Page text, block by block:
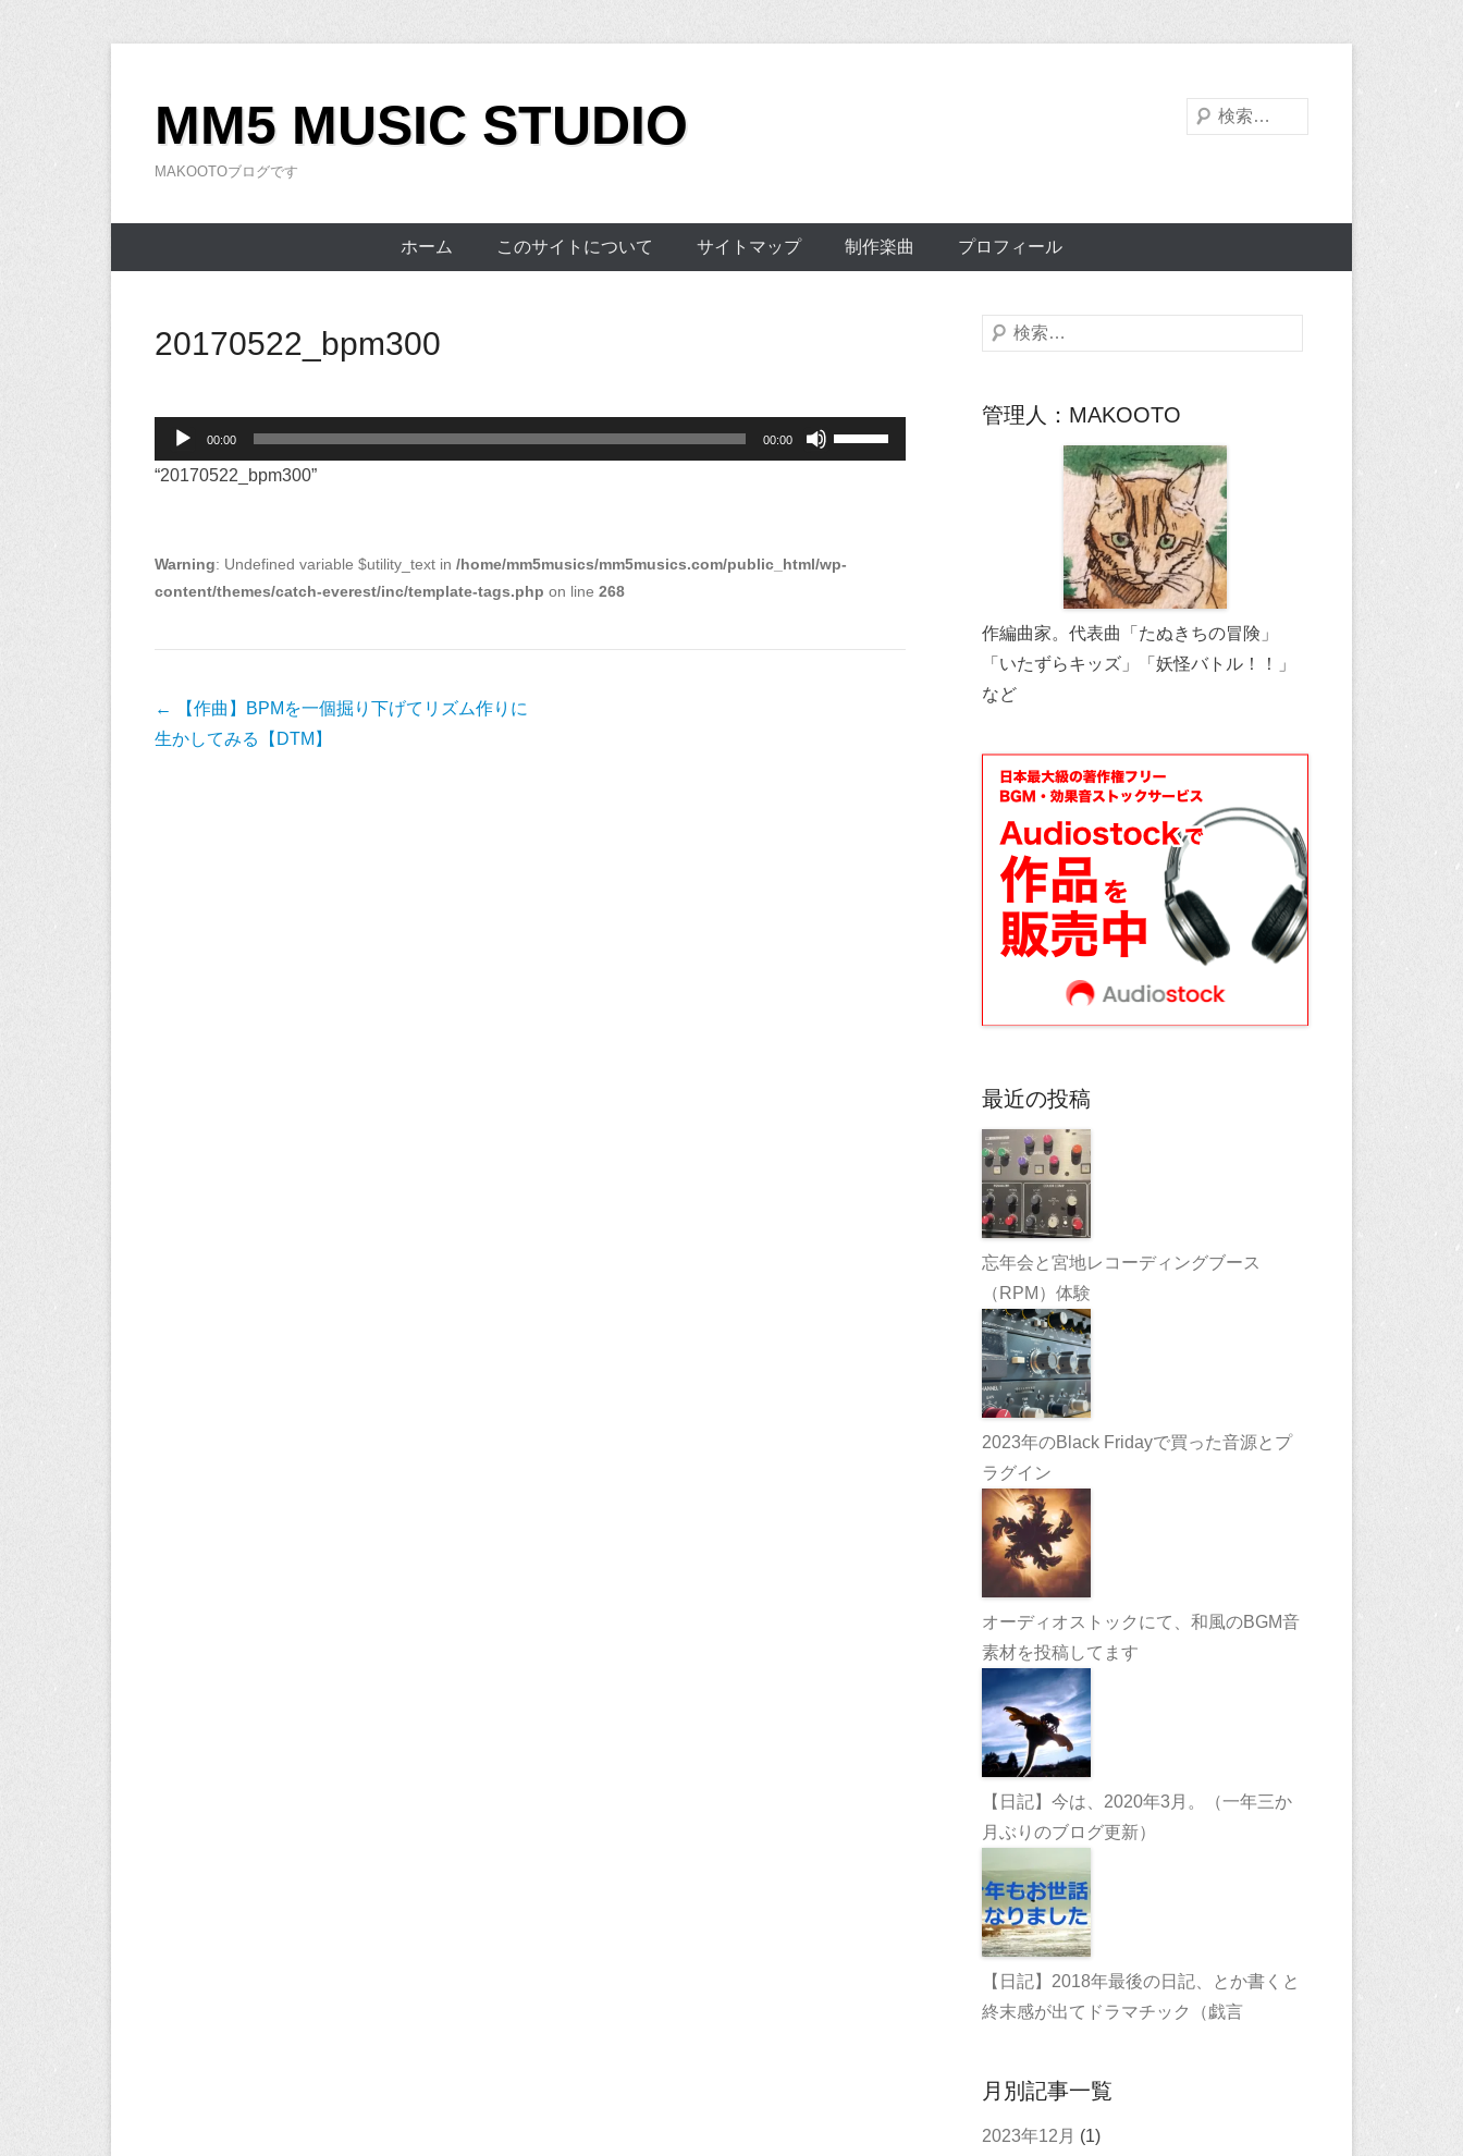
キ
MM5 MUSIC STUDIO
MAKOOTOブログです
検
索
ホーム このサイトについて サイトマップ 制作楽曲 プロフィール
20170522_bpm300
声
00:00 00:00
ボ
リ
“20170522_bpm300”
Warning: Undefined variable $utility_text in /home/mm5musics/mm5musics.com/public_html/wp-
content/themes/catch-everest/inc/template-tags.php on line 268
投
稿
←
【作曲】BPMを一個掘り下げてリズム作りに
生かしてみる【DTM】
検
管理人：MAKOOTO
作編曲家。代表曲「たぬきちの冒険」
「いたずらキッズ」「妖怪バトル！！」
など
最近の投稿
忘年会と宮地レコーディングブース
（RPM）体験
2023年のBlack Fridayで買った音源とプ
ラグイン
オーディオストックにて、和風のBGM音
素材を投稿してます
【日記】今は、2020年3月。（一年三か
月ぶりのブログ更新）
【日記】2018年最後の日記、とか書くと
終末感が出てドラマチック（戯言
月別記事一覧
2023年12月 (1)